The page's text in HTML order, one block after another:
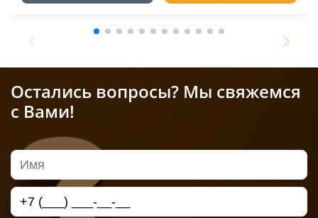
Остались вопросы? Мы свяжемся
с Вами!